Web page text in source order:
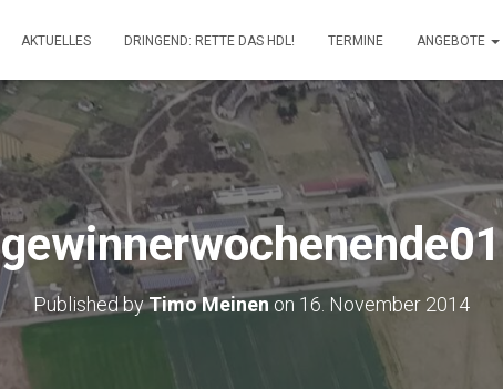
AKTUELLES DRINGEND: RETTE DAS HDL! TERMINE ANGEBOTE
gewinnerwochenende01
Published byTimo Meinen on 16. November 2014